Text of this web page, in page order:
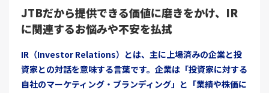
JTBだから提供できる価値に磨きをかけ、IR
に関連するお悩みや不安を払拭
IR（Investor Relations）とは、主に上場済みの企業と投
資家との対話を意味する言葉です。企業は「投資家に対する
自社のマーケティング・ブランディング」と「業績や株価に